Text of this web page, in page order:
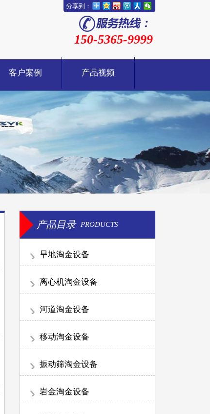
150-5365-9999
分享到：
客户案例 产品视频
产品目录 PRODUCTS
旱地淘金设备
离心机淘金设备
河道淘金设备
移动淘金设备
振动筛淘金设备
岩金淘金设备